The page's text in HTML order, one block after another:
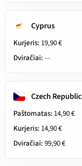
Cyprus
Kurjeris: 19,90 €
Dviračiai:—
Czech Republic
Paštomatas: 14,90 €
Kurjeris: 14,90 €
Dviračiai:99,90 €